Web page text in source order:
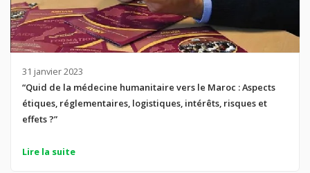
31 janvier 2023
“Quid de la médecine humanitaire vers le Maroc : Aspects
étiques, réglementaires, logistiques, intérêts, risques et
effets ?”
Lire la suite